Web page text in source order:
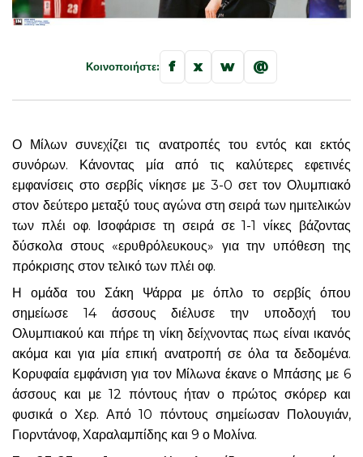
Κοινοποιήστε: f x w @
Ο Μίλων συνεχίζει τις ανατροπές του εντός και εκτός
συνόρων. Κάνοντας μία από τις καλύτερες εφετινές
εμφανίσεις στο σερβίς νίκησε με 3-0 σετ τον Ολυμπιακό
στον δεύτερο μεταξύ τους αγώνα στη σειρά των ημιτελικών
των πλέι οφ. Ισοφάρισε τη σειρά σε 1-1 νίκες βάζοντας
δύσκολα στους «ερυθρόλευκους» για την υπόθεση της
πρόκρισης στον τελικό των πλέι οφ.
Η ομάδα του Σάκη Ψάρρα με όπλο το σερβίς όπου
σημείωσε 14 άσσους διέλυσε την υποδοχή του
Ολυμπιακού και πήρε τη νίκη δείχνοντας πως είναι ικανός
ακόμα και για μία επική ανατροπή σε όλα τα δεδομένα.
Κορυφαία εμφάνιση για τον Μίλωνα έκανε ο Μπάσης με 6
άσσους και με 12 πόντους ήταν ο πρώτος σκόρερ και
φυσικά ο Χερ. Από 10 πόντους σημείωσαν Πολουγιάν,
Γιορντάνοφ, Χαραλαμπίδης και 9 ο Μολίνα.